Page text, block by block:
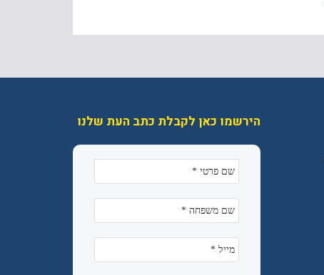
הירשמו כאן לקבלת כתב העת שלנו